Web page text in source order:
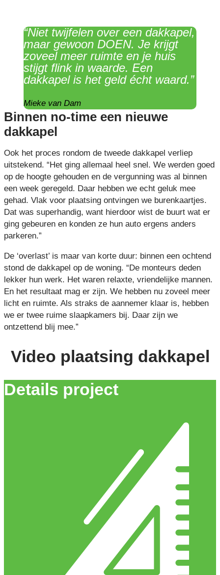
“Niet twijfelen over een dakkapel,
maar gewoon DOEN. Je krijgt
zoveel meer ruimte en je huis
stijgt flink in waarde. Een
dakkapel is het geld écht waard.”
Mieke van Dam
Binnen no-time een nieuwe
dakkapel
Ook het proces rondom de tweede dakkapel verliep
uitstekend. “Het ging allemaal heel snel. We werden goed
op de hoogte gehouden en de vergunning was al binnen
een week geregeld. Daar hebben we echt geluk mee
gehad. Vlak voor plaatsing ontvingen we burenkaartjes.
Dat was superhandig, want hierdoor wist de buurt wat er
ging gebeuren en konden ze hun auto ergens anders
parkeren.”
De ‘overlast’ is maar van korte duur: binnen een ochtend
stond de dakkapel op de woning. “De monteurs deden
lekker hun werk. Het waren relaxte, vriendelijke mannen.
En het resultaat mag er zijn. We hebben nu zoveel meer
licht en ruimte. Als straks de aannemer klaar is, hebben
we er twee ruime slaapkamers bij. Daar zijn we
ontzettend blij mee.”
Video plaatsing dakkapel
Details project